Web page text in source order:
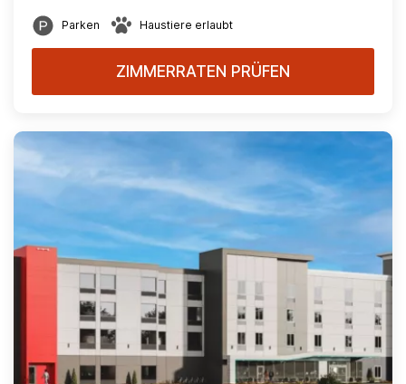
Parken Haustiere erlaubt
ZIMMERRATEN PRÜFEN